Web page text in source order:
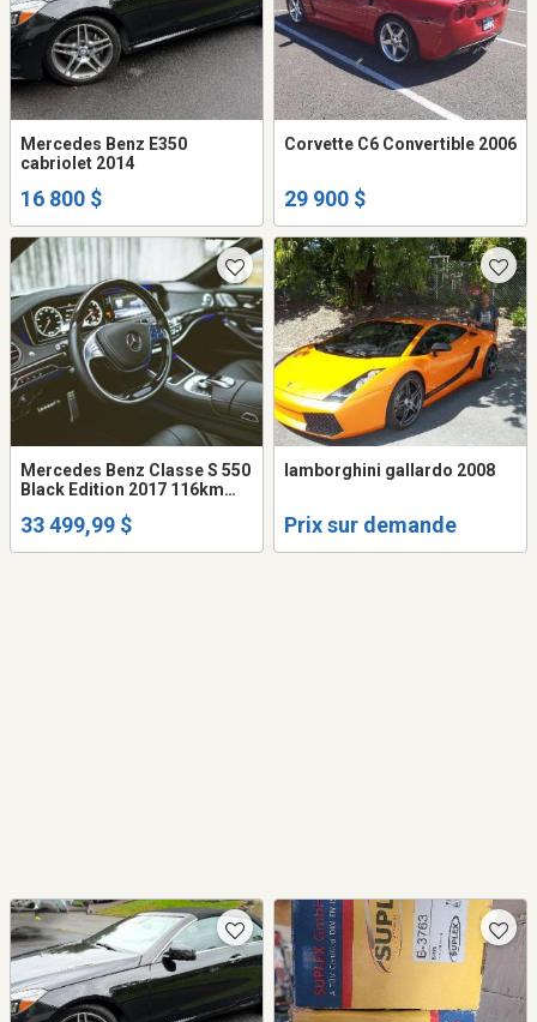
Mercedes Benz E350
cabriolet 2014
16 800 $
Corvette C6 Convertible 2006
29 900 $
Mercedes Benz Classe S 550
Black Edition 2017 116km
fully equiped, sun roof moon
33 499,99 $
lamborghini gallardo 2008
Prix sur demande